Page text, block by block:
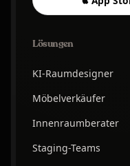
Lösungen
KI-Raumdesigner
Möbelverkäufer
Innenraumberater
Staging-Teams